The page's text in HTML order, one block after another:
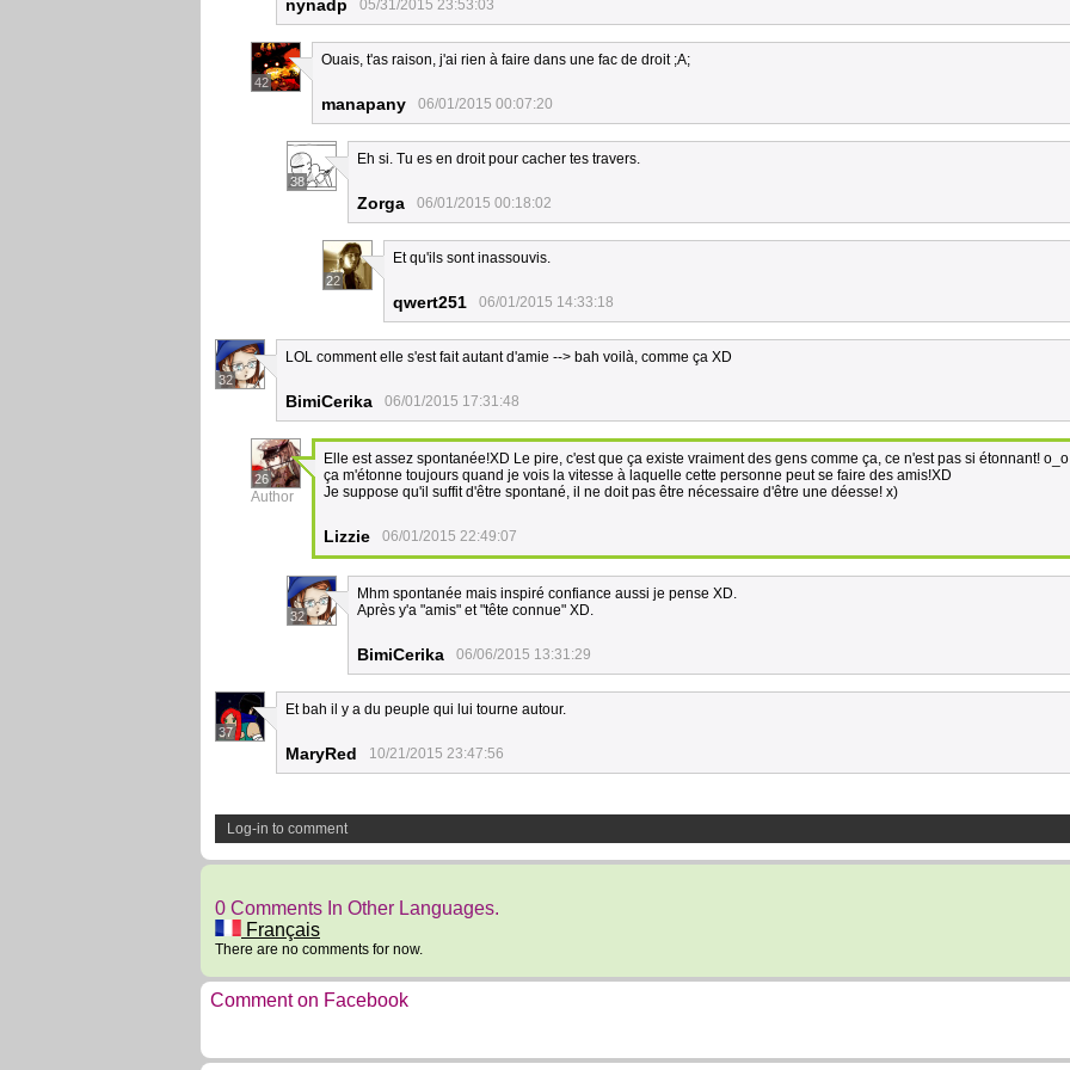
nynadp 05/31/2015 23:53:03
42
Ouais, t'as raison, j'ai rien à faire dans une fac de droit ;A;
manapany 06/01/2015 00:07:20
38
Eh si. Tu es en droit pour cacher tes travers.
Zorga 06/01/2015 00:18:02
22
Et qu'ils sont inassouvis.
qwert251 06/01/2015 14:33:18
32
LOL comment elle s'est fait autant d'amie --> bah voilà, comme ça XD
BimiCerika 06/01/2015 17:31:48
26
Author
Elle est assez spontanée!XD Le pire, c'est que ça existe vraiment des gens comme ça, ce n'est pas si étonnant!
ça m'étonne toujours quand je vois la vitesse à laquelle cette personne peut se faire des amis!XD
Je suppose qu'il suffit d'être spontané, il ne doit pas être nécessaire d'être une déesse! x)
Lizzie 06/01/2015 22:49:07
32
Mhm spontanée mais inspiré confiance aussi je pense XD.
Après y'a "amis" et "tête connue" XD.
BimiCerika 06/06/2015 13:31:29
37
Et bah il y a du peuple qui lui tourne autour.
MaryRed 10/21/2015 23:47:56
Log-in to comment
0 Comments In Other Languages.
Français
There are no comments for now.
Comment on Facebook